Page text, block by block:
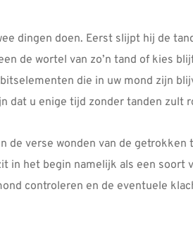
dingen doen. Eerst slijpt hij de
de wortel van zo’n tand of kies
die in uw mond zijn
dat u enige tijd zonder tanden zult
verse wonden van de getrokken
het begin namelijk als een soort
controleren en de eventuele